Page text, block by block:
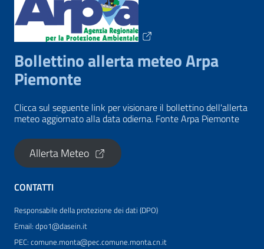
Bollettino allerta meteo Arpa
Piemonte
Clicca sul seguente link per visionare il bollettino dell'allerta
meteo aggiornato alla data odierna. Fonte Arpa Piemonte
Allerta Meteo
CONTATTI
Responsabile della protezione dei dati (DPO)
Email: dpo1@dasein.it
PEC: comune.monta@pec.comune.monta.cn.it